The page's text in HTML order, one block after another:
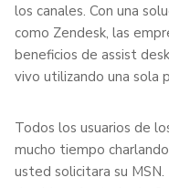
los canales. Con una
como Zendesk, las
beneficios de assist
vivo utilizando una sola
Todos los usuarios de
mucho tiempo
usted solicitara su